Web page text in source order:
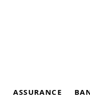
ASSURANCE